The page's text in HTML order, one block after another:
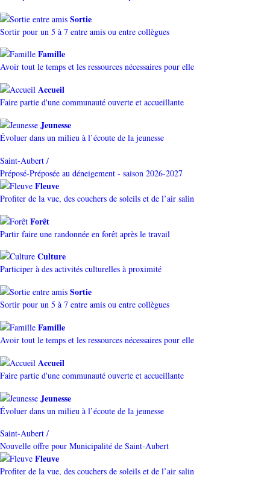
Sortie
Sortir pour un 5 à 7 entre amis ou entre collègues
Famille
Avoir tout le temps et les ressources nécessaires pour elle
Accueil
Faire partie d'une communauté ouverte et accueillante
Jeunesse
Évoluer dans un milieu à l’écoute de la jeunesse
Saint-Aubert /
Préposé-Préposée au déneigement - saison 2026-2027
Fleuve
Profiter de la vue, des couchers de soleils et de l’air salin
Forêt
Partir faire une randonnée en forêt après le travail
Culture
Participer à des activités culturelles à proximité
Sortie
Sortir pour un 5 à 7 entre amis ou entre collègues
Famille
Avoir tout le temps et les ressources nécessaires pour elle
Accueil
Faire partie d'une communauté ouverte et accueillante
Jeunesse
Évoluer dans un milieu à l’écoute de la jeunesse
Saint-Aubert /
Nouvelle offre pour Municipalité de Saint-Aubert
Fleuve
Profiter de la vue, des couchers de soleils et de l’air salin